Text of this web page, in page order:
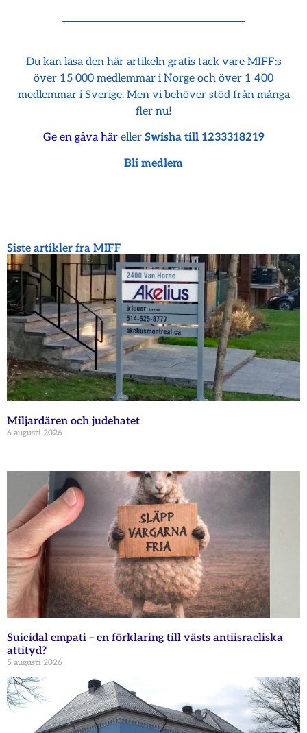
Du kan läsa den här artikeln gratis tack vare MIFF:s
över 15 000 medlemmar i Norge och över 1 400
medlemmar i Sverige. Men vi behöver stöd från många
fler nu!
Ge en gåva häreller Swisha till 1233318219
Bli medlem
Siste artikler fra MIFF
Miljardären och judehatet
6 augusti 2026
Suicidal empati – en förklaring till västs antiisraeliska
attityd?
5 augusti 2026